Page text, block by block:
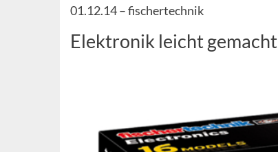
01.12.14 –fischertechnik
Elektronik leicht gemacht